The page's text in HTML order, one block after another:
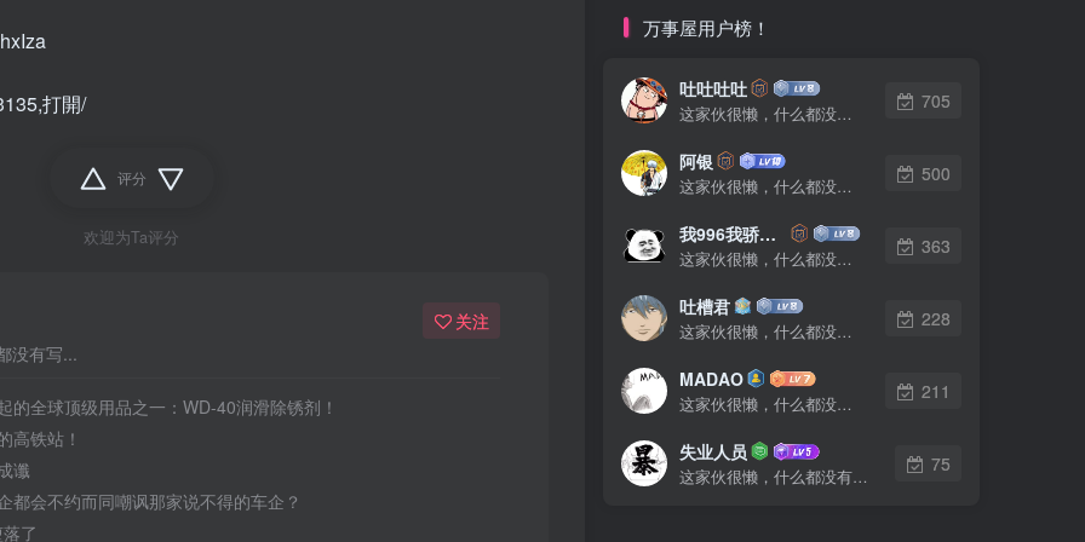
打開/
评分
欢迎为Ta评分
没有写...
关注
的全球顶级用品之一：WD-40润滑除锈剂！
高铁站！
谶
都会不约而同嘲讽那家说不得的车企？
了
万事屋用户榜！
吐吐吐吐
这家伙很懒，什么都没有写...
705
阿银
这家伙很懒，什么都没有写...
500
我996我骄傲了么
这家伙很懒，什么都没有写...
363
吐槽君
这家伙很懒，什么都没有写...
228
MADAO
这家伙很懒，什么都没有写...
211
失业人员
这家伙很懒，什么都没有写...
75